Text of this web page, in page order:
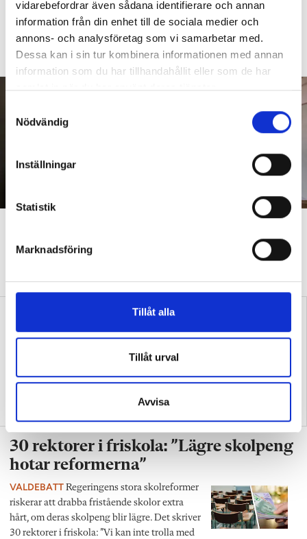
vidarebefordrar även sådana identifierare och annan
information från din enhet till de sociala medier och
annons- och analysföretag som vi samarbetar med.
Dessa kan i sin tur kombinera informationen med annan
information som du har tillhandahållit eller som de har
samlat in när du har använt deras tjänster.
k
Nödvändig
Inställningar
Statistik
Marknadsföring
Tillåt alla
Tillåt urval
Avvisa
etiketter på barn”
DEBATTSå arbetar läraren för social och
emotionell kompetens
underfinansierade skolor”
”Skolans halvblindhet botas
inte med ännu en reform”
30 rektorer i friskola: ”Lägre skolpeng
hotar reformerna”
VALDEBATT Regeringens stora skolreformer
riskerar att drabba fristående skolor extra
hårt, om deras skolpeng blir lägre. Det skriver
30 rektorer i friskola: ”Vi kan inte trolla med